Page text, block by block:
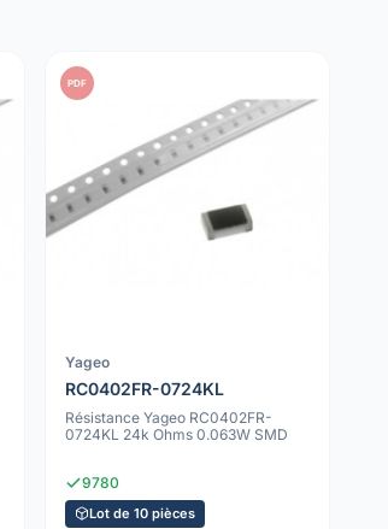
PDF
Yageo
RC0402FR-0724KL
Résistance Yageo RC0402FR-
0724KL 24k Ohms 0.063W SMD
9780
Lot de 10 pièces